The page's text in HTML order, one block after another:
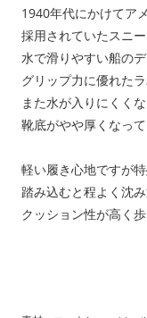
1940年代にかけてア
採用されていたスニ
水で滑りやすい船の
グリップ力に優れた
また水が入りにくく
靴底がやや厚くなっ
軽い履き心地ですが
踏み込むと程よく沈
クッション性が高く